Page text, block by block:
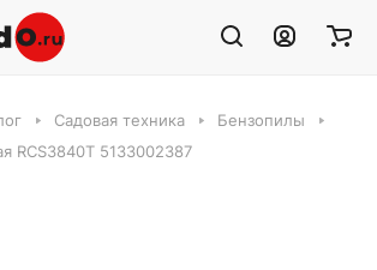
Садовая техника
Бензопилы
RCS3840T 5133002387